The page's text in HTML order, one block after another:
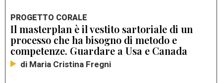
PROGETTO CORALE
Il masterplan è il vestito sartoriale di un
processo che ha bisogno di metodo e
competenze. Guardare a Usa e Canada
di Maria Cristina Fregni